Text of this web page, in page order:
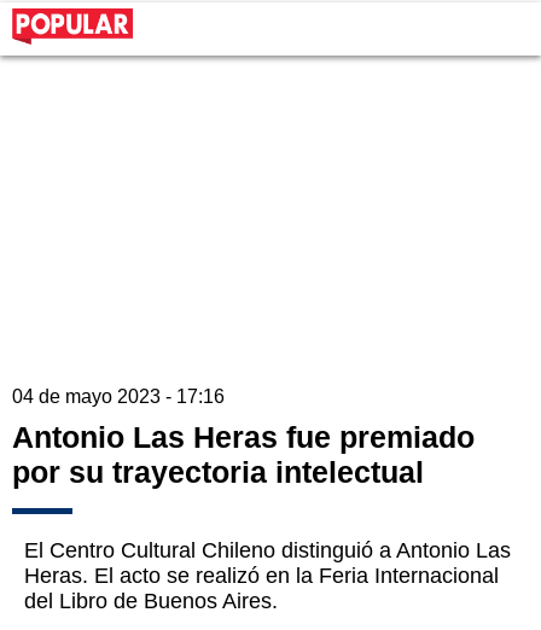
04 de mayo 2023 - 17:16
Antonio Las Heras fue premiado
por su trayectoria intelectual
El Centro Cultural Chileno distinguió a Antonio Las
Heras. El acto se realizó en la Feria Internacional
del Libro de Buenos Aires.